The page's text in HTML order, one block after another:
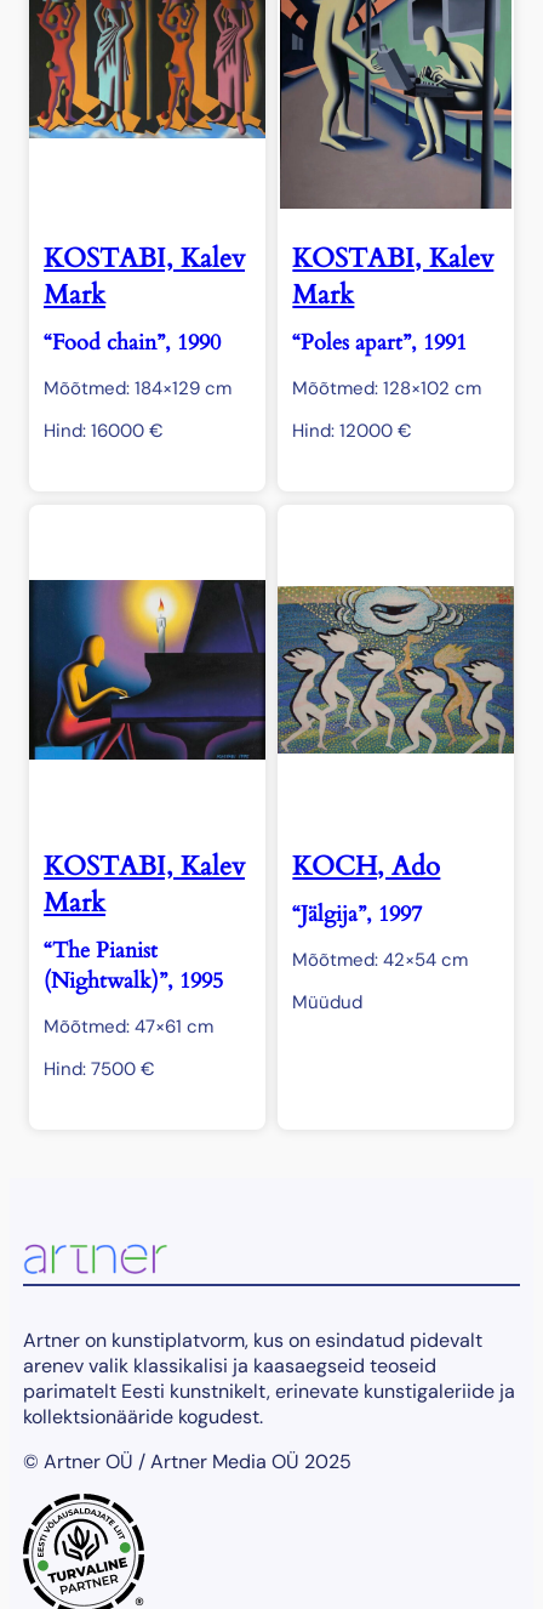
KOSTABI, Kalev
Mark
“Food chain”, 1990
Mõõtmed: 184×129 cm
Hind: 16000 €
KOSTABI, Kalev
Mark
“Poles apart”, 1991
Mõõtmed: 128×102 cm
Hind:12000€
KOSTABI, Kalev
Mark
“The Pianist
(Nightwalk)”, 1995
Mõõtmed: 47×61 cm
Hind: 7500 €
KOCH, Ado
“Jälgija”, 1997
Mõõtmed: 42×54 cm
Müüdud
Artner on kunstiplatvorm, kus on esindatud pidevalt
arenev valik klassikalisi ja kaasaegseid teoseid
parimatelt Eesti kunstnikelt, erinevate kunstigaleriide ja
kollektsionääride kogudest.
© Artner OÜ / Artner Media OÜ 2025